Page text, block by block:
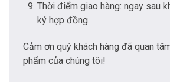
Thời điểm giao hàng: ngay sau
ký hợp đồng.
Cảm ơn quý khách hàng đã quan
phẩm của chúng tôi!